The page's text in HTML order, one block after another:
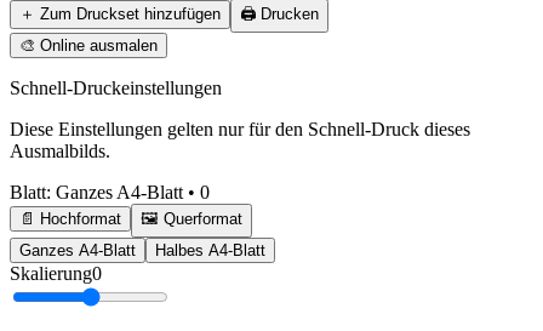
＋ Zum Druckset hinzufügen 🖨️ Drucken
🎨 Online ausmalen
Schnell-Druckeinstellungen
Diese Einstellungen gelten nur für den Schnell-Druck dieses
Ausmalbilds.
Blatt: Ganzes A4-Blatt • 0
📄 Hochformat
🖼️ Querformat
Ganzes A4-Blatt
Halbes A4-Blatt
Skalierung0